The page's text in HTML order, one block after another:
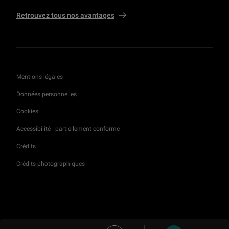
Retrouvez tous nos avantages
Mentions légales
Données personnelles
Cookies
Accessibilité : partiellement conforme
Crédits
Crédits photographiques